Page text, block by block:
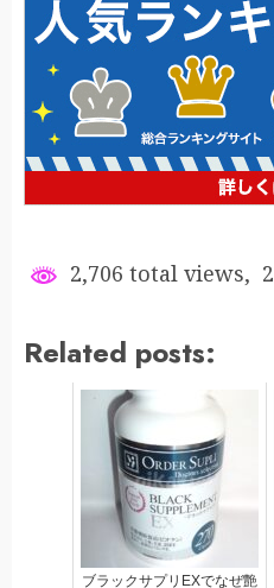
2,706 total views,
Related posts:
ブラックサプリEXでなぜ艶